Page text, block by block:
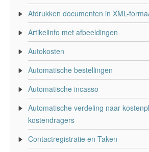
Telefonie
Partners
Klant worden
Afdrukken documenten in XML-
Artikelinfo met afbeeldingen
Autokosten
Automatische bestellingen
Automatische incasso
Automatische verdeling naar
kostendragers
Contactregistratie en Taken